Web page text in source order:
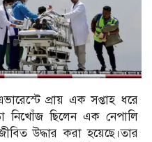
প্রায় এক সপ্তাহ ধরে
নিখোঁজ ছিলেন এক নেপালি
উদ্ধার করা হয়েছে।তার